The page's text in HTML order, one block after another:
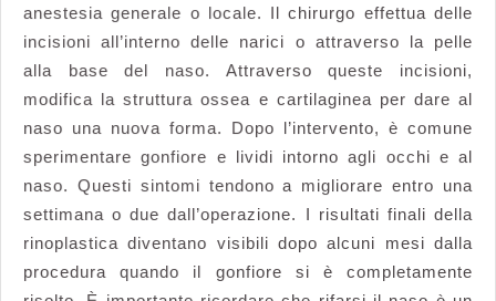
anestesia generale o locale. Il chirurgo effettua delle
incisioni all’interno delle narici o attraverso la pelle
alla base del naso. Attraverso queste incisioni,
modifica la struttura ossea e cartilaginea per dare al
naso una nuova forma. Dopo l’intervento, è comune
sperimentare gonfiore e lividi intorno agli occhi e al
naso. Questi sintomi tendono a migliorare entro una
settimana o due dall’operazione. I risultati finali della
rinoplastica diventano visibili dopo alcuni mesi dalla
procedura quando il gonfiore si è completamente